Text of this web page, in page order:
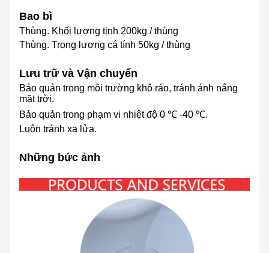
Bao bì
Thùng. Khối lượng tịnh 200kg / thùng
Thùng. Trọng lượng cá tính 50kg / thùng
Lưu trữ và Vận chuyển
Bảo quản trong môi trường khô ráo, tránh ánh nắng
mặt trời.
Bảo quản trong phạm vi nhiệt độ 0 ℃ -40 ℃.
Luôn tránh xa lửa.
Những bức ảnh